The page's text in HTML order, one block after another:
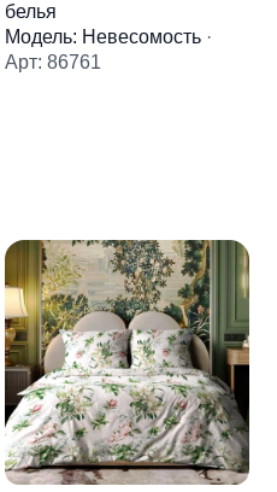
белья
Модель: Невесомость ·
Арт: 86761